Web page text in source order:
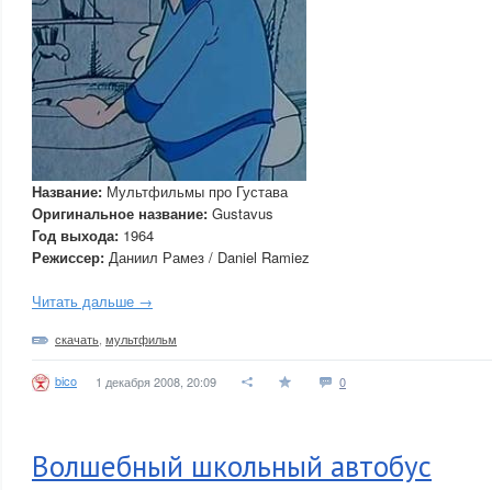
Название: Мультфильмы про Густава
Оригинальное название: Gustavus
Год выхода: 1964
Режиссер: Даниил Рамез / Daniel Ramiez
Читать дальше →
скачать мультфильм
bico 1 декабря 2008, 20:09 0
Волшебный школьный автобус